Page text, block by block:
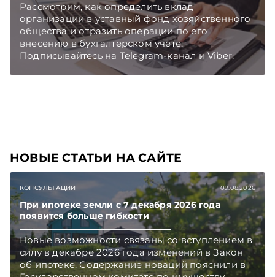
Рассмотрим, как определить вклад
организации в уставный фонд хозяйственного
общества и отразить операции по его
внесению в бухгалтерском учете.
Подписывайтесь на Telegram‑канал и Viber,
чтобы не пропускать новые статьи
НОВЫЕ СТАТЬИ НА САЙТЕ
КОНСУЛЬТАЦИИ 09.08.2026
При ипотеке земли с 7 декабря 2026 года
появится больше гибкости
Новые возможности связаны со вступлением в
силу в декабре 2026 года изменений в Закон
об ипотеке. Содержание новаций пояснили в